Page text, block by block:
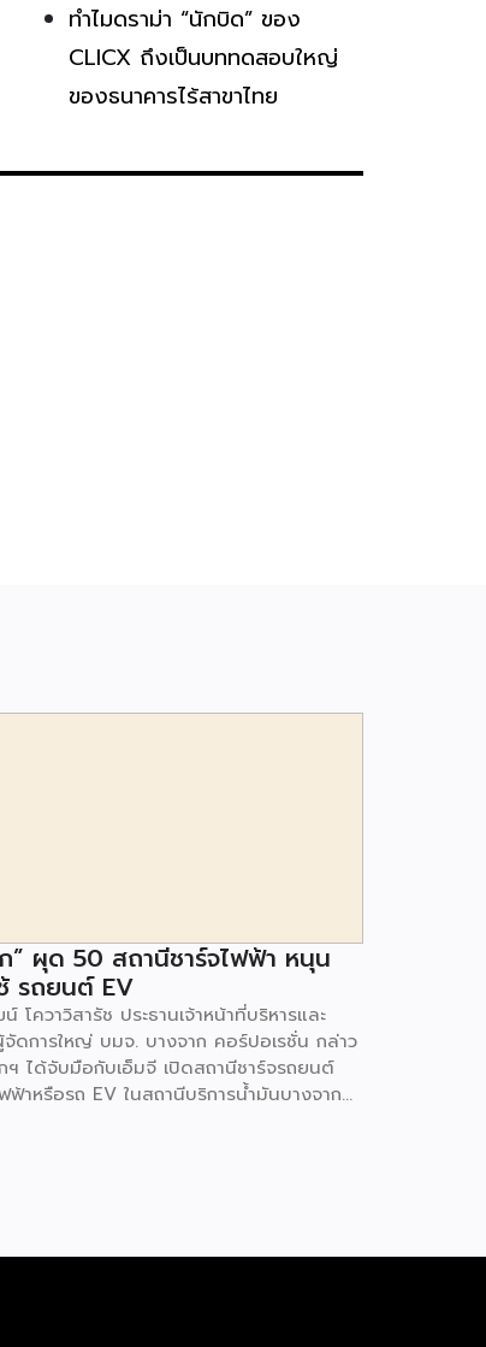
ทำไมดราม่า “นักบิด” ของ
CLICX ถึงเป็นบททดสอบใหญ่
ของธนาคารไร้สาขาไทย
” ผุด 50 สถานีชาร์จไฟฟ้า หนุน
รถยนต์ EV
โควาวิสารัช ประธานเจ้าหน้าที่บริหารและ
จัดการใหญ่ บมจ. บางจาก คอร์ปอเรชั่น กล่าว
ฯ ได้จับมือกับเอ็มจี เปิดสถานีชาร์จรถยนต์
ฟ้าหรือรถ EV ในสถานีบริการน้ำมันบางจาก
นีบริการน้ำมันบางจากมีสถานีชาร์จรถ EV ทั้ง
ฟ้า เพื่อรองรับการเติบโตของตลาดรถยนต์